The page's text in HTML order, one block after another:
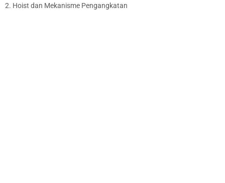
2. Hoist dan Mekanisme Pengangkatan